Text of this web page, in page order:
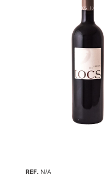
REF. N/A